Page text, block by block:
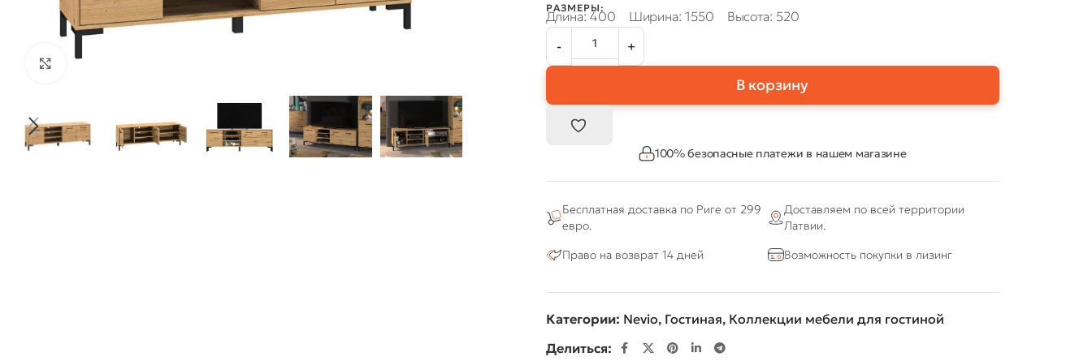
Нажмите, чтобы увеличить
РАЗМЕРЫ:
Длина: 400 Ширина: 1550 Высота: 520
В корзину
100% безопасные платежи в нашем магазине
Бесплатная доставка по Риге от 299
евро.
Доставляем по всей территории
Латвии.
Право на возврат 14 дней
Возможность покупки в лизинг
Категории: Nevio, Гостиная, Коллекции мебели для гостиной
Делиться: